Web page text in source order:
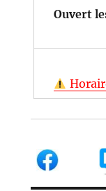
Ouvert